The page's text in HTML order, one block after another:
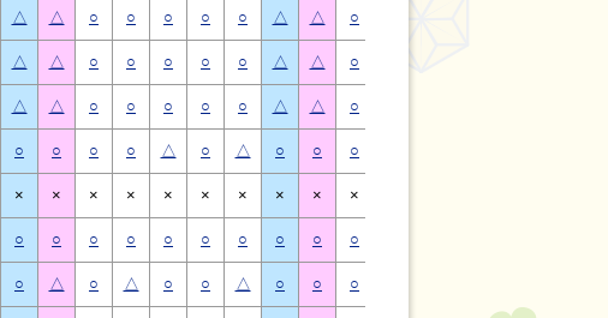
△ △ ○ ○ ○ ○ ○ △ △ ○
△ △ ○ ○ ○ ○ ○ △ △ ○
△ △ ○ ○ ○ ○ ○ △ △ ○
○ ○ ○ ○ △ ○ △ ○ ○ ○
× × × × × × × × × ×
○ ○ ○ ○ ○ ○ ○ ○ ○ ○
○ △ ○ △ ○ ○ △ ○ ○ ○